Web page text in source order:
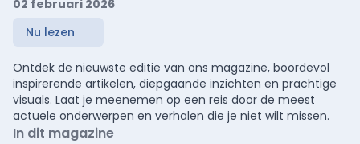
02 februari 2026
Nu lezen
Ontdek de nieuwste editie van ons magazine, boordevol
inspirerende artikelen, diepgaande inzichten en prachtige
visuals. Laat je meenemen op een reis door de meest
actuele onderwerpen en verhalen die je niet wilt missen.
In dit magazine